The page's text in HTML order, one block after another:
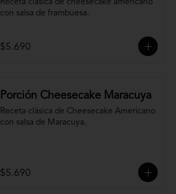
Receta clásica de cheesecake americano
con salsa de frambuesa.
$5.690
Porción Cheesecake Maracuya
Receta clásica de Cheesecake Americano
con salsa de Maracuya.
$5.690